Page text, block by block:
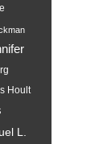
Hoult
L.